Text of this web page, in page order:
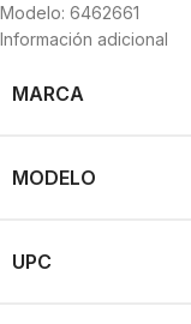
Modelo: 6462661
Información adicional
MARCA
MODELO
UPC